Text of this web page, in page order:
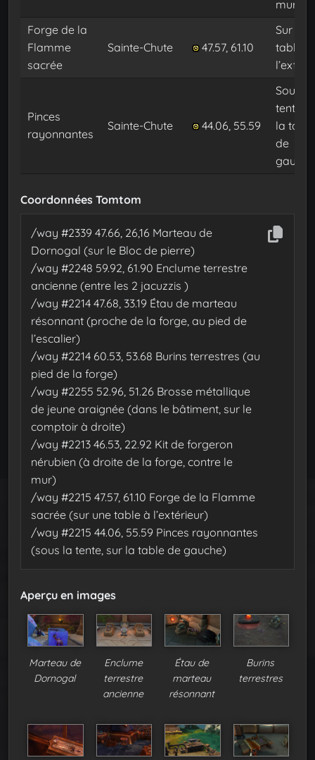
mur
Forge de la
Flamme
sacrée
Sainte-Chute 47.57, 61.10
Sur une
table à
Pinces
rayonnantes
Sainte-Chute 44.06, 55.59
Sous la
tente,
la table
de
gauche
Coordonnées Tomtom
/way #2339 47.66, 26,16 Marteau de
Dornogal (sur le Bloc de pierre)
/way #2248 59.92, 61.90 Enclume terrestre
ancienne (entre les 2 jacuzzis )
/way #2214 47.68, 33.19 Étau de marteau
résonnant (proche de la forge, au pied de
l’escalier)
/way #2214 60.53, 53.68 Burins terrestres (au
pied de la forge)
/way #2255 52.96, 51.26 Brosse métallique
de jeune araignée (dans le bâtiment, sur le
comptoir à droite)
/way #2213 46.53, 22.92 Kit de forgeron
nérubien (à droite de la forge, contre le
mur)
/way #2215 47.57, 61.10 Forge de la Flamme
sacrée (sur une table à l’extérieur)
/way #2215 44.06, 55.59 Pinces rayonnantes
(sous la tente, sur la table de gauche)
Aperçu en images
Marteau de
Dornogal
Enclume
terrestre
ancienne
Étau de
marteau
résonnant
Burins
terrestres